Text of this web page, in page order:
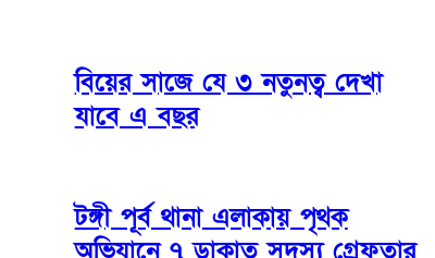
বিয়ের সাজে যে ৩ নতুনত্ব দেখা
যাবে এ বছর
টঙ্গী পূর্ব থানা এলাকায় পৃথক
অভিযানে ৭ ডাকাত সদস্য গ্রেফতার